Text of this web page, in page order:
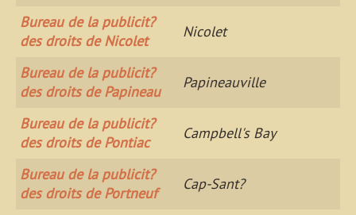
Bureau de la publicit?
des droits de Nicolet
Nicolet
Bureau de la publicit?
des droits de Papineau
Papineauville
Bureau de la publicit?
des droits de Pontiac
Campbell's Bay
Bureau de la publicit?
des droits de Portneuf
Cap-Sant?